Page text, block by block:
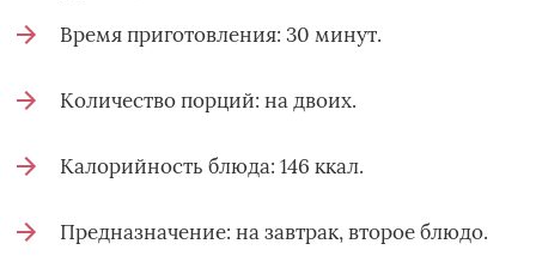
Время приготовления: 30 минут.
Количество порций: на двоих.
Калорийность блюда: 146 ккал.
Предназначение: на завтрак, второе блюдо.